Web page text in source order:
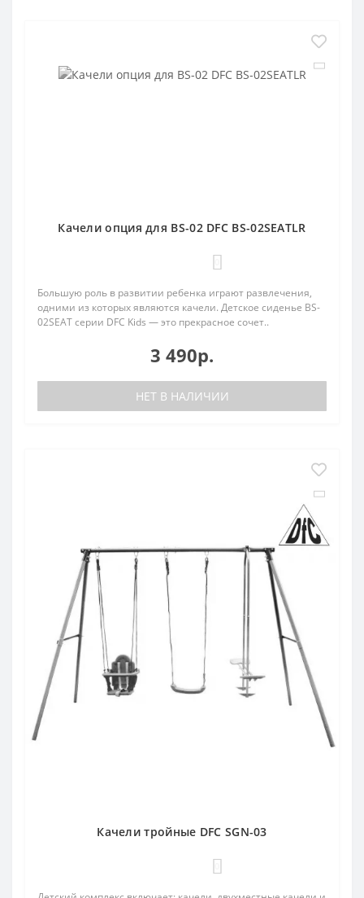
Качели опция для BS-02 DFC BS-02SEATLR
Большую роль в развитии ребенка играют развлечения,
одними из которых являются качели. Детское сиденье BS-
02SEAT серии DFC Kids — это прекрасное сочет..
3 490р.
НЕТ В НАЛИЧИИ
Качели тройные DFC SGN-03